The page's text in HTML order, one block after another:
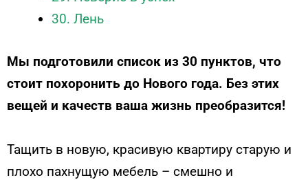
30. Лень
Мы подготовили список из 30 пунктов, что
стоит похоронить до Нового года. Без этих
вещей и качеств ваша жизнь преобразится!
Тащить в новую, красивую квартиру старую и
плохо пахнущую мебель – смешно и